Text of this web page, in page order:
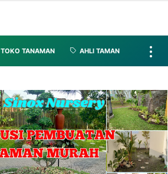
TOKO TANAMAN AHLI TAMAN